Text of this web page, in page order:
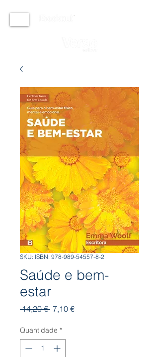
SKU: ISBN: 978-989-54557-8-2
Saúde e bem-
estar
14,20 € Preço
7,10 €Preço
Quantidade *